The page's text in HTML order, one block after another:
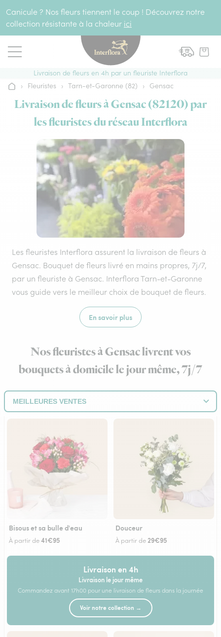
Canicule ? Nos fleurs tiennent le coup ! Découvrez notre
collection résistante à la chaleur ici
Livraison de fleurs en 4h par un fleuriste Interflora
Accueil
› Fleuristes › Tarn-et-Garonne (82) › Gensac
Livraison de fleurs à Gensac (82120) par
les fleuristes du réseau Interflora
Les fleuristes Interflora assurent la livraison de fleurs à
Gensac. Bouquet de fleurs livré en mains propres, 7j/7,
par un fleuriste à Gensac. Interflora Tarn-et-Garonne
vous guide vers le meilleur choix de bouquet de fleurs.
En savoir plus
Nos fleuristes à Gensac livrent vos
bouquets à domicile le jour même, 7j/7
Bisous et sa bulle d'eau
À partir de41€95
Douceur
À partir de 29€95
Livraison en 4h
Livraison le jour même
Commandez avant 17h00 pour une livraison de fleurs dans la journée
Voir notre collection →